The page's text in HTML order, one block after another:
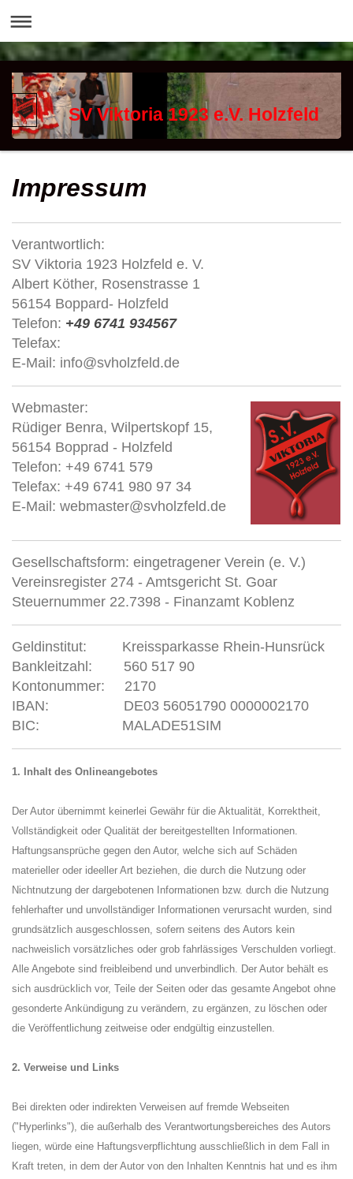
SV Viktoria 1923 e.V. Holzfeld
Impressum
Verantwortlich:
SV Viktoria 1923 Holzfeld e. V.
Albert Köther, Rosenstrasse 1
56154 Boppard- Holzfeld
Telefon: +49 6741 934567
Telefax:
E-Mail: info@svholzfeld.de
Webmaster:
Rüdiger Benra, Wilpertskopf 15,
56154 Bopprad - Holzfeld
Telefon: +49 6741 579
Telefax: +49 6741 980 97 34
E-Mail: webmaster@svholzfeld.de
Gesellschaftsform: eingetragener Verein (e. V.)
Vereinsregister 274 - Amtsgericht St. Goar
Steuernummer 22.7398 - Finanzamt Koblenz
Geldinstitut: Kreissparkasse Rhein-Hunsrück
Bankleitzahl: 560 517 90
Kontonummer: 2170
IBAN: DE03 56051790 0000002170
BIC: MALADE51SIM
1. Inhalt des Onlineangebotes
Der Autor übernimmt keinerlei Gewähr für die Aktualität, Korrektheit,
Vollständigkeit oder Qualität der bereitgestellten Informationen.
Haftungsansprüche gegen den Autor, welche sich auf Schäden
materieller oder ideeller Art beziehen, die durch die Nutzung oder
Nichtnutzung der dargebotenen Informationen bzw. durch die Nutzung
fehlerhafter und unvollständiger Informationen verursacht wurden, sind
grundsätzlich ausgeschlossen, sofern seitens des Autors kein
nachweislich vorsätzliches oder grob fahrlässiges Verschulden vorliegt.
Alle Angebote sind freibleibend und unverbindlich. Der Autor behält es
sich ausdrücklich vor, Teile der Seiten oder das gesamte Angebot ohne
gesonderte Ankündigung zu verändern, zu ergänzen, zu löschen oder
die Veröffentlichung zeitweise oder endgültig einzustellen.
2. Verweise und Links
Bei direkten oder indirekten Verweisen auf fremde Webseiten
("Hyperlinks"), die außerhalb des Verantwortungsbereiches des Autors
liegen, würde eine Haftungsverpflichtung ausschließlich in dem Fall in
Kraft treten, in dem der Autor von den Inhalten Kenntnis hat und es ihm